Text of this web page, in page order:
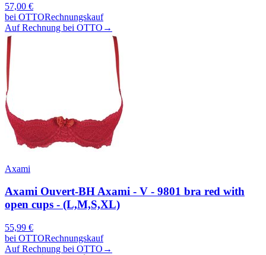
57,00 €
bei OTTORechnungskauf
Auf Rechnung bei OTTO →
Axami
Axami Ouvert-BH Axami - V - 9801 bra red with
open cups - (L,M,S,XL)
55,99 €
bei OTTORechnungskauf
Auf Rechnung bei OTTO →